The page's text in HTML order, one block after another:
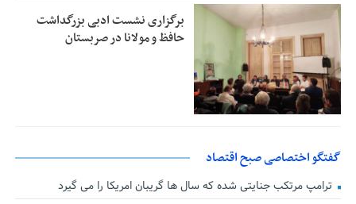
برگزاری نشست ادبی بزرگداشت
حافظ و مولانا در صربستان
گفتگو اختصاصی صبح اقتصاد
ترامپ مرتکب جنایتی شده که سال ها گریبان امریکا را می گیرد